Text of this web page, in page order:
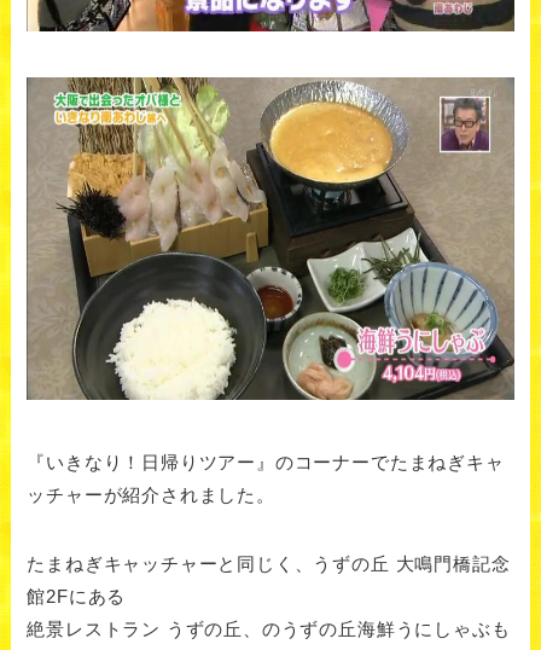
『いきなり！日帰りツアー』のコーナーでたまねぎキャ
ッチャーが紹介されました。
たまねぎキャッチャーと同じく、うずの丘 大鳴門橋記念
館2Fにある
絶景レストラン うずの丘、のうずの丘海鮮うにしゃぶも